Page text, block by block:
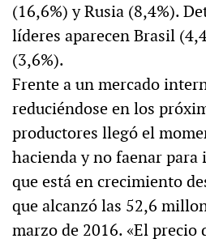
(16,6%) y Rusia (8,4%).
líderes aparecen Brasil
(3,6%).
Frente a un mercado
reduciéndose en los
productores llegó el
hacienda y no faenar
que está en crecimiento
que alcanzó las 52,6
marzo de 2016. «El precio